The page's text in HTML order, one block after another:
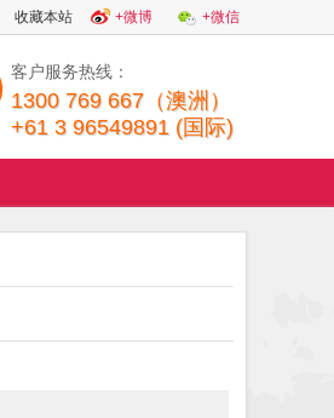
收藏本站 +微博 +微信
客户服务热线：
1300 769 667（澳洲）
+61 3 96549891 (国际)